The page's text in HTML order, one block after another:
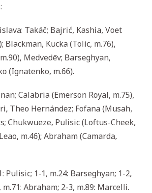
Takáč; Bajrić, Kashia, Voet
Blackman, Kucka (Tolic, m.76),
Medvedēv; Barseghyan,
(Ignatenko, m.66).
Calabria (Emerson Royal, m.75),
Theo Hernández; Fofana (Musah,
Chukwueze, Pulisic (Loftus-Cheek,
m.46); Abraham (Camarda,
Pulisic; 1-1, m.24: Barseghyan; 1-2,
m.71: Abraham; 2-3, m.89: Marcelli.